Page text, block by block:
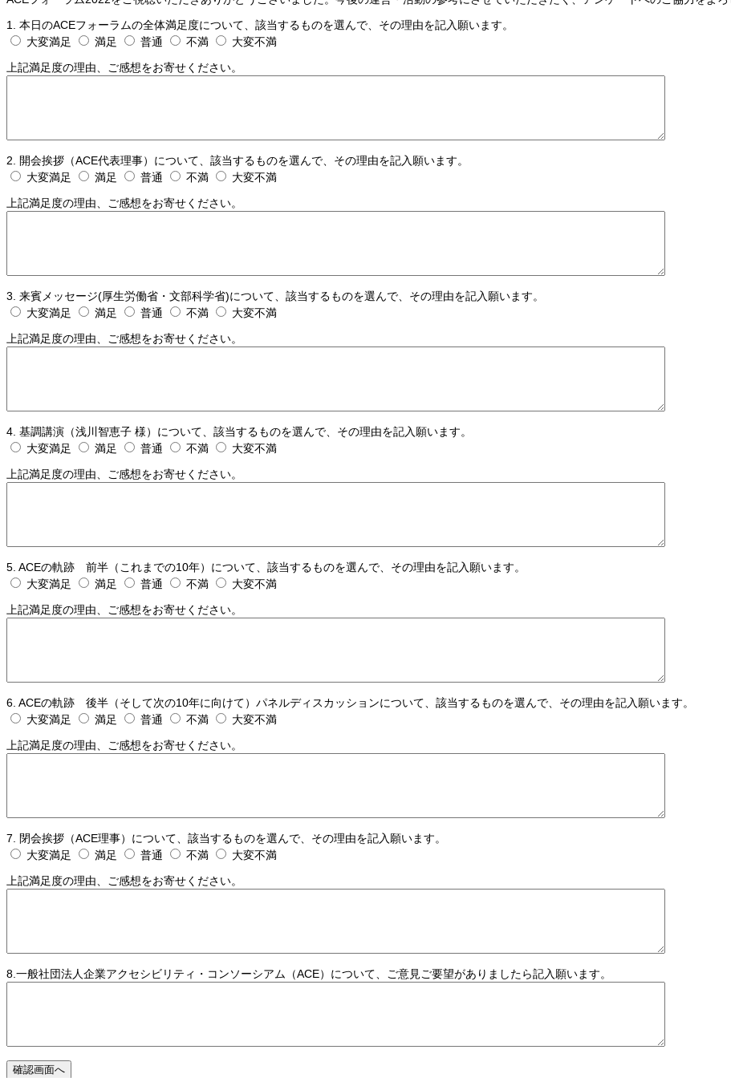
1. 本日のACEフォーラムの全体満足度について、該当するものを選んで、その理由を記入願います。
大変満足
満足 普通 不満
大変不満
上記満足度の理由、ご感想をお寄せください。
2. 開会挨拶（ACE代表理事）について、該当するものを選んで、その理由を記入願います。
大変満足
満足 普通 不満
大変不満
上記満足度の理由、ご感想をお寄せください。
3. 来賓メッセージ(厚生労働省・文部科学省)について、該当するものを選んで、その理由を記入願います。
大変満足
満足 普通 不満
大変不満
上記満足度の理由、ご感想をお寄せください。
4. 基調講演（浅川智恵子 様）について、該当するものを選んで、その理由を記入願います。
大変満足
満足 普通 不満
大変不満
上記満足度の理由、ご感想をお寄せください。
5. ACEの軌跡 前半（これまでの10年）について、該当するものを選んで、その理由を記入願います。
大変満足
満足 普通 不満
大変不満
上記満足度の理由、ご感想をお寄せください。
6. ACEの軌跡 後半（そして次の10年に向けて）パネルディスカッションについて、該当するものを選んで、その理由を記入願います。
大変満足
満足 普通 不満
大変不満
上記満足度の理由、ご感想をお寄せください。
7. 閉会挨拶（ACE理事）について、該当するものを選んで、その理由を記入願います。
大変満足
満足 普通 不満
大変不満
上記満足度の理由、ご感想をお寄せください。
8.一般社団法人企業アクセシビリティ・コンソーシアム（ACE）について、ご意見ご要望がありましたら記入願います。